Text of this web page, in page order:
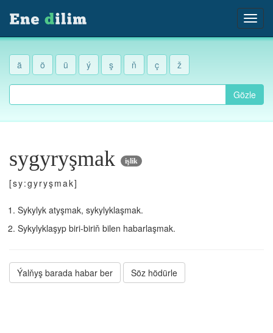
ä ö ü ý ş ň ç ž
Gözle
sygyryşmak işlik
[sy:gyryşmak]
Sykylyk atyşmak, sykylyklaşmak.
Sykylyklaşyp biri-biriň bilen habarlaşmak.
Ýalňyş barada habar ber Söz hödürle